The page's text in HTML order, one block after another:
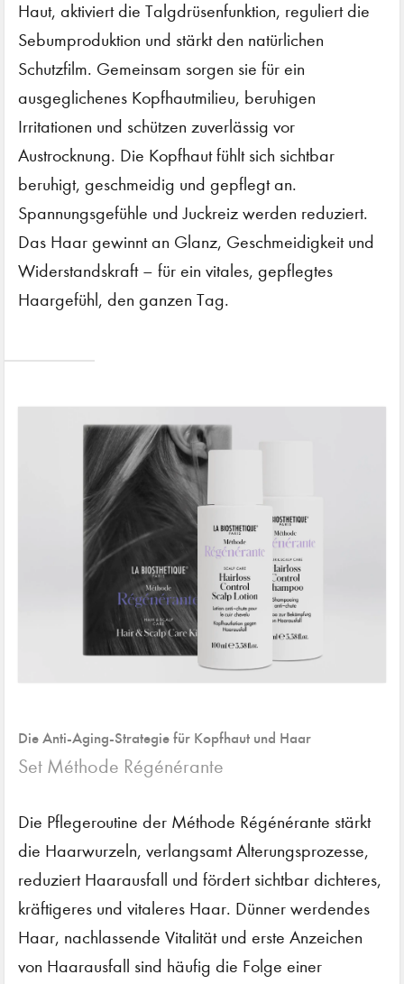
Haut, aktiviert die Talgdrüsenfunktion, reguliert die
Sebumproduktion und stärkt den natürlichen
Schutzfilm. Gemeinsam sorgen sie für ein
ausgeglichenes Kopfhautmilieu, beruhigen
Irritationen und schützen zuverlässig vor
Austrocknung. Die Kopfhaut fühlt sich sichtbar
beruhigt, geschmeidig und gepflegt an.
Spannungsgefühle und Juckreiz werden reduziert.
Das Haar gewinnt an Glanz, Geschmeidigkeit und
Widerstandskraft – für ein vitales, gepflegtes
Haargefühl, den ganzen Tag.
Die Anti-Aging-Strategie für Kopfhaut und Haar
Set Méthode Régénérante
Die Pflegeroutine der Méthode Régénérante stärkt
die Haarwurzeln, verlangsamt Alterungsprozesse,
reduziert Haarausfall und fördert sichtbar dichteres,
kräftigeres und vitaleres Haar. Dünner werdendes
Haar, nachlassende Vitalität und erste Anzeichen
von Haarausfall sind häufig die Folge einer